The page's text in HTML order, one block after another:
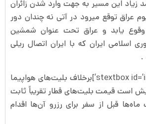
زیاد این مسیر به جهت وارد شدن زائران
عراق توقع میرود در آتی نه چندان دور
وقوع یابد و عراق تحت عنوان شمشین
اسلامی ایران که با ایران اتصال ریلی
.
[stextbox id=’info’ direction=’rtl’]برخلاف بلیت‌های هواپیما
است قیمت بلیت‌های قطار تقریباً ثابت
قبل از سفر برای رزرو آن‌ها اقدام